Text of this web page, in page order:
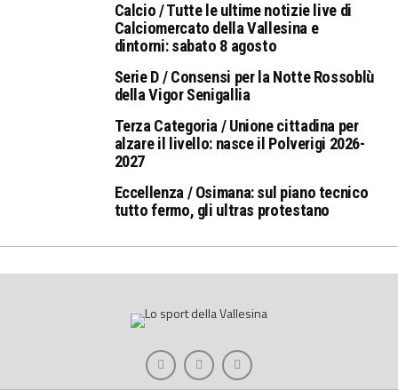
Calcio / Tutte le ultime notizie live di
Calciomercato della Vallesina e
dintorni: sabato 8 agosto
Serie D / Consensi per la Notte Rossoblù
della Vigor Senigallia
Terza Categoria / Unione cittadina per
alzare il livello: nasce il Polverigi 2026-
2027
Eccellenza / Osimana: sul piano tecnico
tutto fermo, gli ultras protestano